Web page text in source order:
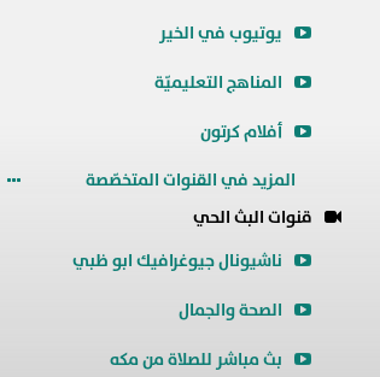
يوتيوب في الخير
المناهج التعليميّة
أفلام كرتون
المزيد في القنوات المتخصّصة
قنوات البث الحي
ناشيونال جيوغرافيك ابو ظبي
الصحة والجمال
بث مباشر للصلاة من مكه